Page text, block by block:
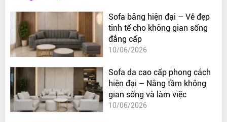
Sofa băng hiện đại – Vẻ đẹp
tinh tế cho không gian sống
đẳng cấp
10/06/2026
Sofa da cao cấp phong cách
hiện đại – Nâng tầm không
gian sống và làm việc
10/06/2026